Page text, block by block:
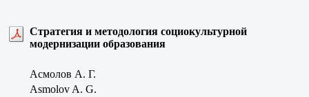
Стратегия и методология социокультурной
модернизации образования
Асмолов А. Г.
Asmolov A. G.